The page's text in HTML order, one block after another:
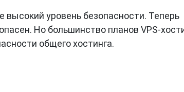
высокий уровень безопасности. Теперь
Но большинство планов VPS-
общего хостинга.